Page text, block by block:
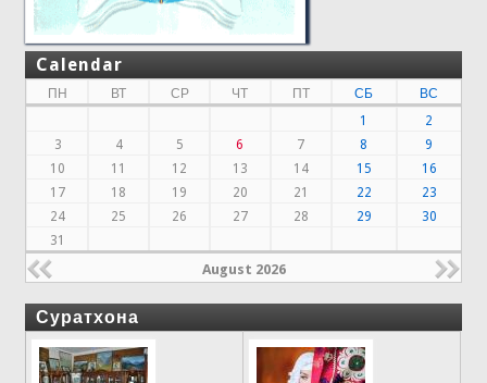
Calendar
ПН ВТ СР ЧТ ПТ СБ
ВС
1
2
3
4 5 6 7 8
9
10
11 12 13 14 15
16
17
18 19 20 21 22
23
24
25 26 27 28 29
30
31
August 2026
Суратхона